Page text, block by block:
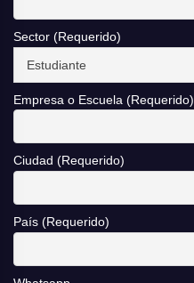
Sector (Requerido)
Empresa o Escuela (Requerido)
Ciudad (Requerido)
País (Requerido)